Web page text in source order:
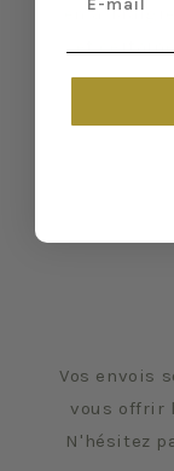
en a.
Vos envois
vous offrir
N'hésitez